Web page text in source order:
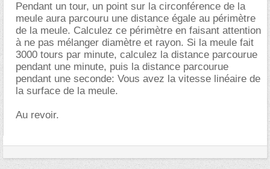
Pendant un tour, un point sur la circonférence de la
meule aura parcouru une distance égale au périmètre
de la meule. Calculez ce périmètre en faisant attention
à ne pas mélanger diamètre et rayon. Si la meule fait
3000 tours par minute, calculez la distance parcourue
pendant une minute, puis la distance parcourue
pendant une seconde: Vous avez la vitesse linéaire de
la surface de la meule.
Au revoir.